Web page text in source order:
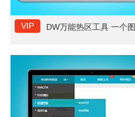
VIP DW万能热区工具 一个图